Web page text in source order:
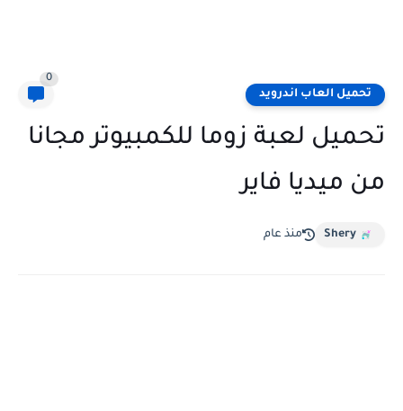
تحميل العاب اندرويد
0
تحميل لعبة زوما للكمبيوتر مجانا
من ميديا فاير
Shery منذ عام